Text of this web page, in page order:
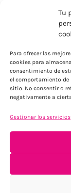
Tu
Para ofrecer las
cookies para
consentimiento de
el comportamiento de
sitio. No consentir o
negativamente a
Gestionar los servicios
TU